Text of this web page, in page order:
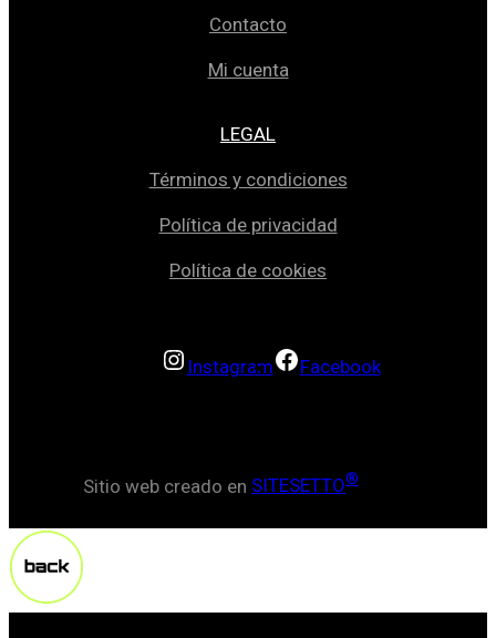
Contacto
Mi cuenta
LEGAL
Términos y condiciones
Política de privacidad
Política de cookies
Instagram Facebook
Sitio web creado en SITESETTO®